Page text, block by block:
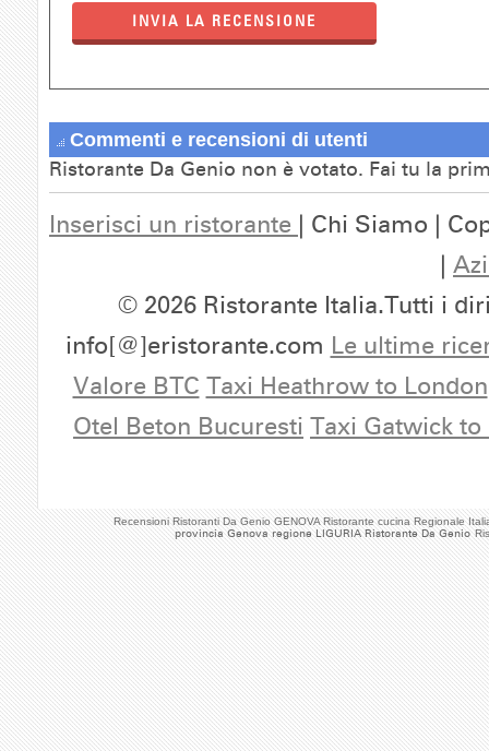
Recensioni Ristoranti Da Genio GENOVA Ristorante cucina Regionale
provincia Genova regione LIGURIA Ristorante Da Genio
INVIA LA RECENSIONE
Commenti e recensioni di utenti
Ristorante Da Genio non è votato. Fai tu la
Inserisci un ristorante | Chi Siamo |
|
© 2026 Ristorante Italia.Tutti i
info[@]eristorante.com Le ultime
Valore BTC Taxi Heathrow to London
Otel Beton Bucuresti Taxi Gatwick to